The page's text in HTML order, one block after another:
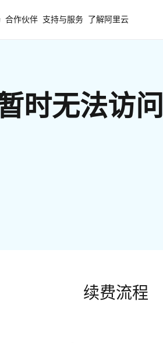
合作伙伴 支持与服务 了解阿里云
时无法访问
续费流程